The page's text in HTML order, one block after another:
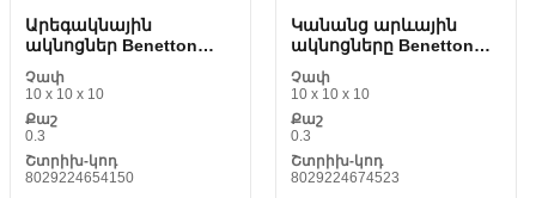
Արեգակնային
ակնոցներ Benetton
Չափ
10 x 10 x 10
Քաշ
0.3
Շտրիխ-կոդ
8029224654150
Կանանց արևային
ակնոցները Benetton
Չափ
10 x 10 x 10
Քաշ
0.3
Շտրիխ-կոդ
8029224674523